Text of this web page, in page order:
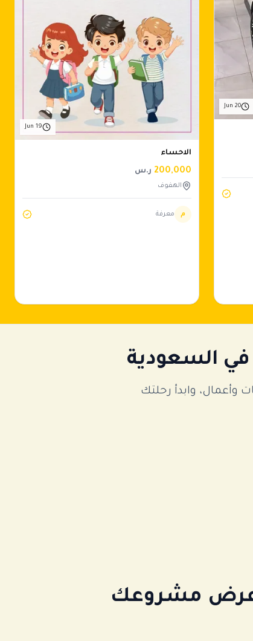
Jun 20
Jun 19
الاحساء
200,000 ر.س
الهفوف
م معرفة
في السعودية
وابدأ رحلتك
اعرض مشروعك